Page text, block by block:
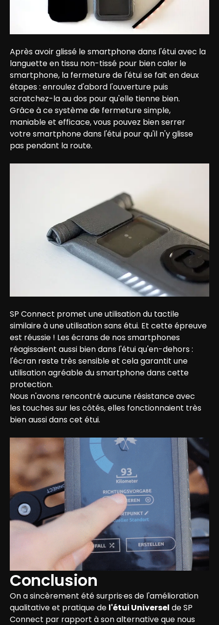
Après avoir glissé le smartphone dans l'étui avec la
languette en tissu non-tissé pour bien caler le
smartphone, la fermeture de l'étui se fait en deux
étapes : enroulez d'abord l'ouverture puis
scratchez-la au dos pour qu'elle tienne bien.
Grâce à ce système de fermeture simple,
maniable et efficace, vous pouvez bien serrer
votre smartphone dans l'étui pour qu'il n'y glisse
pas pendant la route.
SP Connect promet une utilisation du tactile
similaire à une utilisation sans étui. Et cette épreuve
est réussie ! Les écrans de nos smartphones
réagissaient aussi bien dans l'étui qu'en-dehors :
l'écran reste très sensible et cela garantit une
utilisation agréable du smartphone dans cette
protection.
Nous n'avons rencontré aucune résistance avec
les touches sur les côtés, elles fonctionnaient très
bien aussi dans cet étui.
Conclusion
On a sincèrement été surpris·es de l'amélioration
qualitative et pratique de l'étui Universel de SP
Connect par rapport à son alternative que nous